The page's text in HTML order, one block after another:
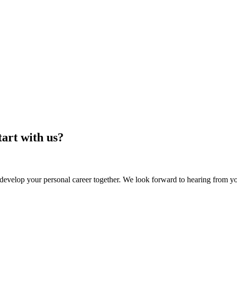
with us?
your personal career together. We look forward to hearing from